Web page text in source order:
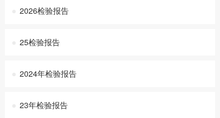
2026检验报告
25检验报告
2024年检验报告
23年检验报告